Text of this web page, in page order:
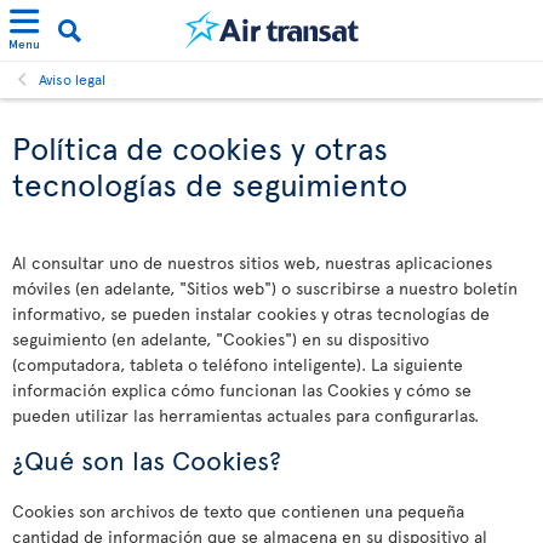
Menu
Aviso legal
Política de cookies y otras
tecnologías de seguimiento
Al consultar uno de nuestros sitios web, nuestras aplicaciones
móviles (en adelante, "Sitios web") o suscribirse a nuestro boletín
informativo, se pueden instalar cookies y otras tecnologías de
seguimiento (en adelante, "Cookies") en su dispositivo
(computadora, tableta o teléfono inteligente). La siguiente
información explica cómo funcionan las Cookies y cómo se
pueden utilizar las herramientas actuales para configurarlas.
¿Qué son las Cookies?
Cookies son archivos de texto que contienen una pequeña
cantidad de información que se almacena en su dispositivo al